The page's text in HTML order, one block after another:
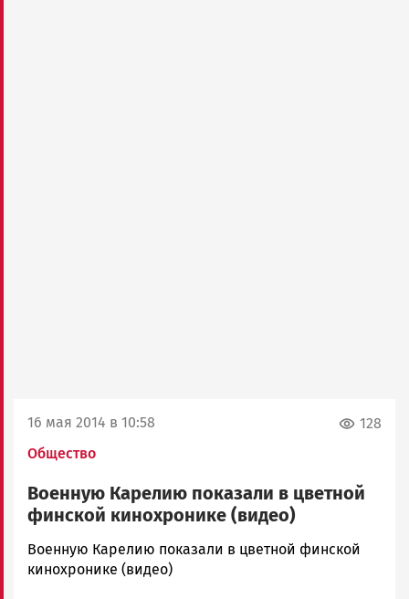
16 мая 2014 в 10:58
Общество
128
Военную Карелию показали в цветной
финской кинохронике (видео)
admintimur
Новости
Военную Карелию показали в цветной финской
кинохронике (видео)